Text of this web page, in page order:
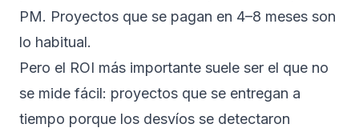
PM. Proyectos que se pagan en 4–8 meses son
lo habitual.
Pero el ROI más importante suele ser el que no
se mide fácil: proyectos que se entregan a
tiempo porque los desvíos se detectaron